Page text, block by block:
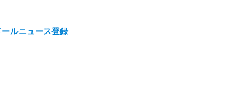
ルニュース登録